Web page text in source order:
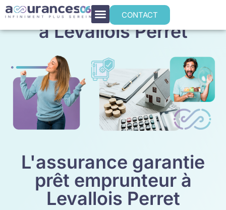
CONTACT
Assurance emprunteur
à Levallois Perret
L'assurance garantie
prêt emprunteur à
Levallois Perret